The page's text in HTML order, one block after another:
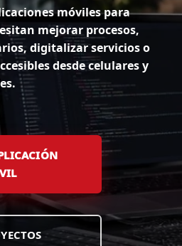
móviles para
mejorar procesos,
digitalizar servicios o
desde celulares y